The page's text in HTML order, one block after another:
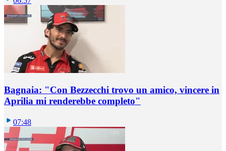
Bagnaia: "Con Bezzecchi trovo un amico, vincere in
Aprilia mi renderebbe completo"
07:48